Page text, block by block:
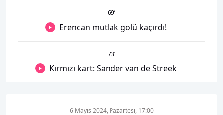
69’
Erencan mutlak golü kaçırdı!
73’
Kırmızı kart: Sander van de Streek
6 Mayıs 2024, Pazartesi, 17:00